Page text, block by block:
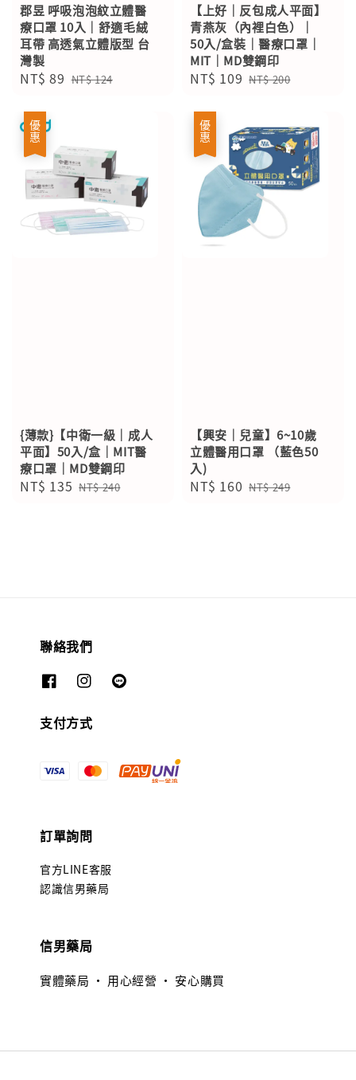
郡昱 呼吸泡泡紋立體醫
療口罩 10入｜舒適毛絨
耳帶 高透氣立體版型 台
灣製
Sale
NT$ 89 Regular
NT$ 124
【上好｜反包成人平面】
青燕灰（內裡白色）｜
50入/盒裝｜醫療口罩｜
MIT｜MD雙鋼印
Sale
NT$ 109 Regular
NT$ 200
優惠
{薄款}【中衛一級｜成人
平面】50入/盒｜MIT醫
療口罩｜MD雙鋼印
Sale
NT$ 135 Regular
NT$ 240
優惠
【興安｜兒童】6~10歲
立體醫用口罩 （藍色50
入)
Sale
NT$ 160 Regular
NT$ 249
聯絡我們
支付方式
訂單詢問
官方LINE客服
認識信男藥局
信男藥局
實體藥局 · 用心經營 · 安心購買